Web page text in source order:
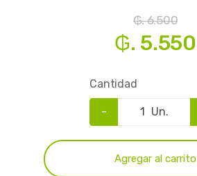
₲. 6.500
₲. 5.550
Cantidad
- Un.
Agregar al carrito